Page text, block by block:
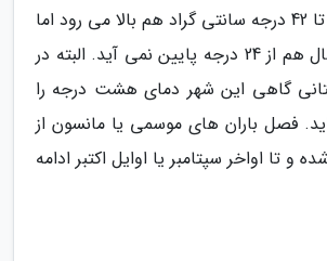
تابستان دمای آن تا 42 درجه سانتی گراد هم بالا می رود اما
در روزهای سرد سال هم از 24 درجه پایین نمی آید. البته در
گاهی این شهر دمای هشت درجه را
فصل باران های موسمی یا مانسون از
و تا اواخر سپتامبر یا اوایل اکتبر ادامه